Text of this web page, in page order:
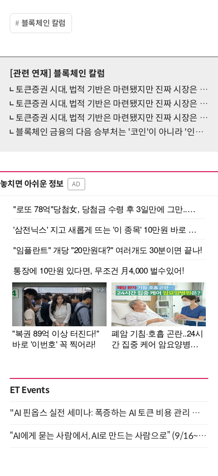
블록체인 칼럼
[관련 연재]
블록체인 칼럼
토큰증권 시대, 법적 기반은 마련됐지만 진짜 시장은 이제부터다〈하〉
토큰증권 시대, 법적 기반은 마련됐지만 진짜 시장은 이제부터다〈중〉
토큰증권 시대, 법적 기반은 마련됐지만 진짜 시장은 이제부터다〈상〉
블록체인 금융의 다음 승부처는 '코인'이 아니라 '인프라'다〈하〉
놓치면 아쉬운 정보 AD
ET Events
"AI 핀옵스 실전 세미나: 폭증하는 AI 토큰 비용 관리 전략" 8월 21일 개최
“AI에게 묻는 사람에서, AI로 만드는 사람으로” (9/16~17)